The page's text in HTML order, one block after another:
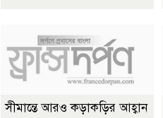
সীমান্তে আরও কড়াকড়ির আহ্বান